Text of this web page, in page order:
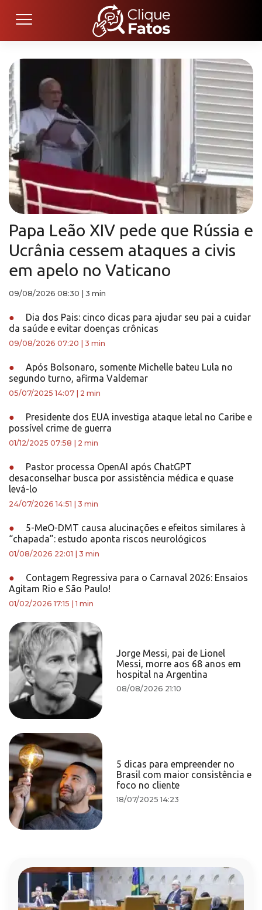
Papa Leão XIV pede que Rússia e
Ucrânia cessem ataques a civis
em apelo no Vaticano
09/08/2026 08:30 3 min
●
Dia dos Pais: cinco dicas para ajudar seu pai a cuidar
da saúde e evitar doenças crônicas
09/08/2026 07:20 3 min
●
Após Bolsonaro, somente Michelle bateu Lula no
segundo turno, afirma Valdemar
05/07/2025 14:07 2 min
●
Presidente dos EUA investiga ataque letal no Caribe e
possível crime de guerra
01/12/2025 07:58 2 min
●
Pastor processa OpenAI após ChatGPT
desaconselhar busca por assistência médica e quase
levá-lo
24/07/2026 14:51 3 min
●
5-MeO-DMT causa alucinações e efeitos similares à
“chapada”: estudo aponta riscos neurológicos
01/08/2026 22:01 3 min
●
Contagem Regressiva para o Carnaval 2026: Ensaios
Agitam Rio e São Paulo!
01/02/2026 17:15 |1 min
Jorge Messi, pai de Lionel
Messi, morre aos 68 anos em
hospital na Argentina
08/08/2026 21:10
5 dicas para empreender no
Brasil com maior consistência e
foco no cliente
18/07/2025 14:23